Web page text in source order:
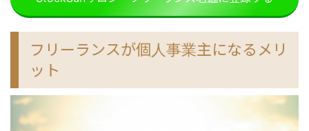
フリーランスが個人事業主になるメリ
ット